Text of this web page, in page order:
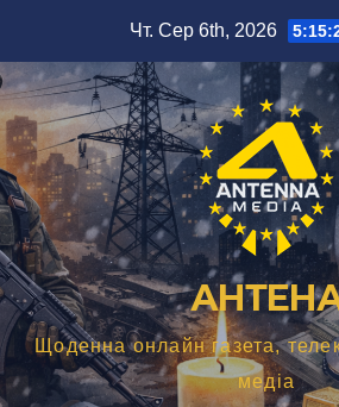
вмісту
Чт. Сер 6th, 2026
Щоденна онлайн газета,
медіа